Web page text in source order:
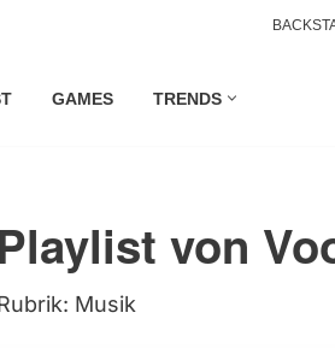
GAMES TRENDS
von
Musik